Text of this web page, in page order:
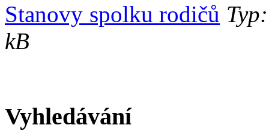
Stanovy spolku rodičů
kB
Vyhledávání